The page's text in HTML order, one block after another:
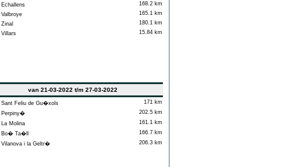
Echallens
168.2 km
Valbroye
165.1 km
Zinal
180.1 km
Villars
15.84 km
van 21-03-2022 t/m 27-03-2022
Sant Feliu de Gu�xols
171 km
Perpiny�
202.5 km
La Molina
161.1 km
Bo� Ta�ll
166.7 km
Vilanova i la Geltr�
206.3 km